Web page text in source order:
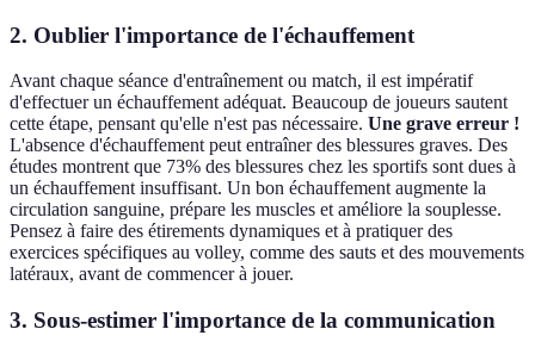
2. Oublier l'importance de l'échauffement
Avant chaque séance d'entraînement ou match, il est impératif
d'effectuer un échauffement adéquat. Beaucoup de joueurs sautent
cette étape, pensant qu'elle n'est pas nécessaire. Une grave erreur !
L'absence d'échauffement peut entraîner des blessures graves. Des
études montrent que 73% des blessures chez les sportifs sont dues à
un échauffement insuffisant. Un bon échauffement augmente la
circulation sanguine, prépare les muscles et améliore la souplesse.
Pensez à faire des étirements dynamiques et à pratiquer des
exercices spécifiques au volley, comme des sauts et des mouvements
latéraux, avant de commencer à jouer.
3. Sous-estimer l'importance de la communication